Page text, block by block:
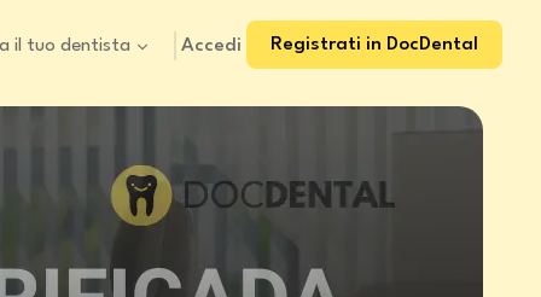
il tuo dentista Accedi Registrati in DocDental